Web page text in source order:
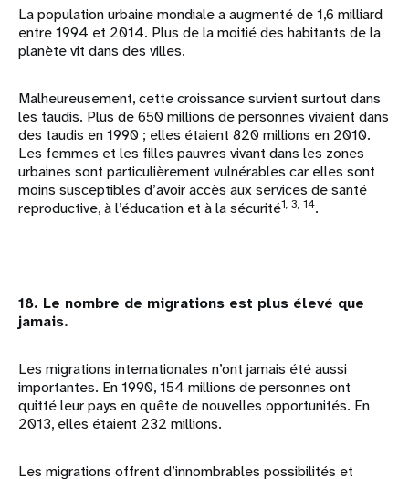
La population urbaine mondiale a augmenté de 1,6 milliard
entre 1994 et 2014. Plus de la moitié des habitants de la
planète vit dans des villes.
Malheureusement, cette croissance survient surtout dans
les taudis. Plus de 650 millions de personnes vivaient dans
des taudis en 1990 ; elles étaient 820 millions en 2010.
Les femmes et les filles pauvres vivant dans les zones
urbaines sont particulièrement vulnérables car elles sont
moins susceptibles d’avoir accès aux services de santé
reproductive, à l’éducation et à la sécurité1, 3, 14.
18. Le nombre de migrations est plus élevé que
jamais.
Les migrations internationales n’ont jamais été aussi
importantes. En 1990, 154 millions de personnes ont
quitté leur pays en quête de nouvelles opportunités. En
2013, elles étaient 232 millions.
Les migrations offrent d’innombrables possibilités et